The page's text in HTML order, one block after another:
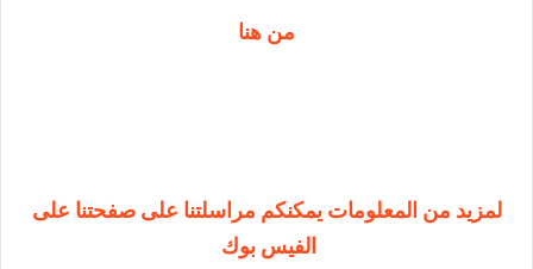
من هنا
لمزيد من المعلومات يمكنكم مراسلتنا على صفحتنا على
الفيس بوك